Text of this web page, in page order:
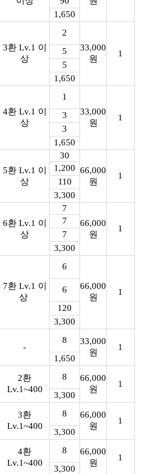
1,650
3환 Lv.1 이
상
2
33,000
원
1
5
5
1,650
4환 Lv.1 이
상
1
33,000
원
1
3
3
1,650
5환 Lv.1 이
상
30
66,000
원
1
1,200
110
3,300
6환 Lv.1 이
상
7
66,000
원
1
7
7
3,300
7환 Lv.1 이
상
6
66,000
원
1
6
120
3,300
-
8
33,000
원
1
1,650
2환
Lv.1~400
8
66,000
원
1
3,300
3환
Lv.1~400
8
66,000
원
1
3,300
4환
Lv.1~400
8
66,000
원
1
3,300